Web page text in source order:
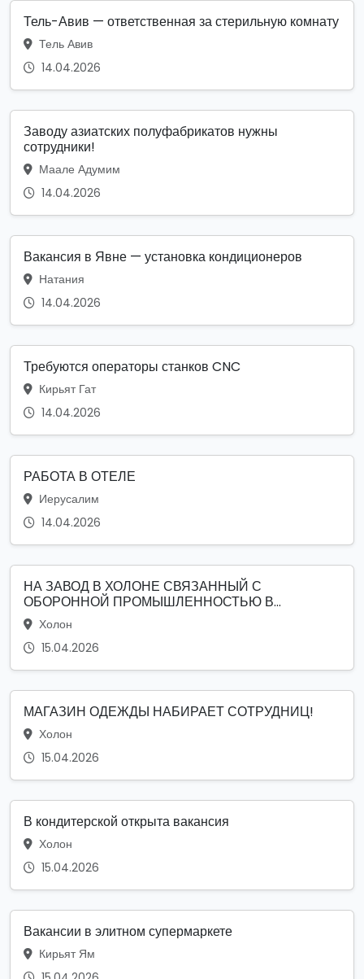
Тель-Авив — ответственная за стерильную комнату
Тель Авив
14.04.2026
Заводу азиатских полуфабрикатов нужны
сотрудники!
Маале Адумим
14.04.2026
Вакансия в Явне — установка кондиционеров
Натания
14.04.2026
Требуются операторы станков CNC
Кирьят Гат
14.04.2026
РАБОТА В ОТЕЛЕ
Иерусалим
14.04.2026
НА ЗАВОД В ХОЛОНЕ СВЯЗАННЫЙ С
ОБОРОННОЙ ПРОМЫШЛЕННОСТЬЮ В...
Холон
15.04.2026
МАГАЗИН ОДЕЖДЫ НАБИРАЕТ СОТРУДНИЦ!
Холон
15.04.2026
В кондитерской открыта вакансия
Холон
15.04.2026
Вакансии в элитном супермаркете
Кирьят Ям